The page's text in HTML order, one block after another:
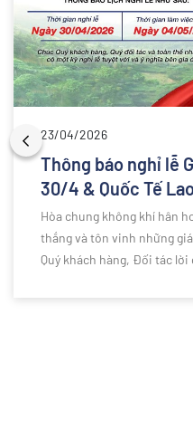
23/04/2026
Thông báo nghỉ lễ
30/4 & Quốc Tế
Hòa chung không khí hân
thắng và tôn vinh những
Quý khách hàng, Đối tác lời